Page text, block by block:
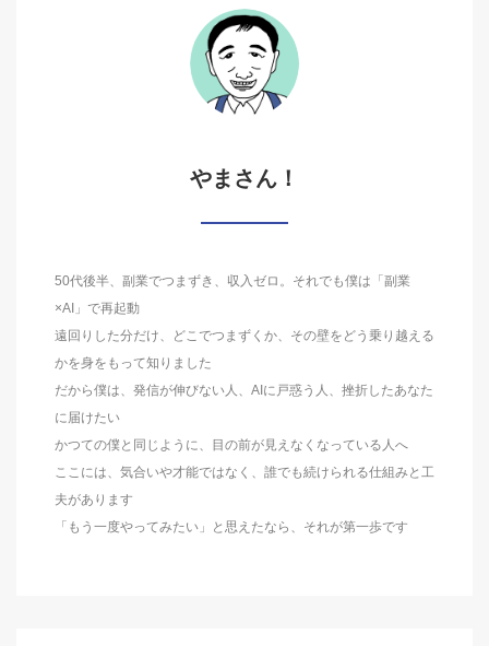
やまさん！
50代後半、副業でつまずき、収入ゼロ。それでも僕は「副業
×AI」で再起動
遠回りした分だけ、どこでつまずくか、その壁をどう乗り越える
かを身をもって知りました
だから僕は、発信が伸びない人、AIに戸惑う人、挫折したあなた
に届けたい
かつての僕と同じように、目の前が見えなくなっている人へ
ここには、気合いや才能ではなく、誰でも続けられる仕組みと工
夫があります
「もう一度やってみたい」と思えたなら、それが第一歩です